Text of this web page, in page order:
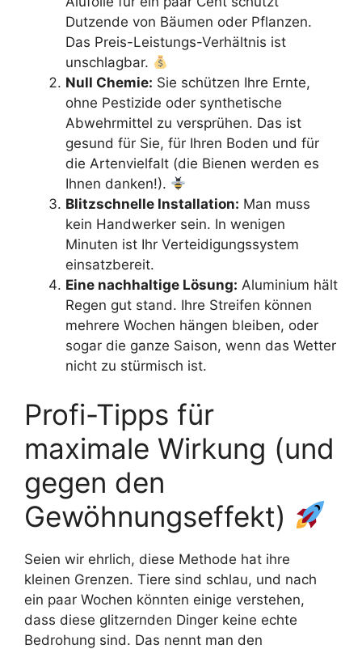
Dutzende von Bäumen oder Pflanzen.
Das Preis-Leistungs-Verhältnis ist
unschlagbar.
Null Chemie: Sie schützen Ihre Ernte,
ohne Pestizide oder synthetische
Abwehrmittel zu versprühen. Das ist
gesund für Sie, für Ihren Boden und für
die Artenvielfalt (die Bienen werden es
Ihnen danken!).
Blitzschnelle Installation: Man muss
kein Handwerker sein. In wenigen
Minuten ist Ihr Verteidigungssystem
einsatzbereit.
Eine nachhaltige Lösung: Aluminium hält
Regen gut stand. Ihre Streifen können
mehrere Wochen hängen bleiben, oder
sogar die ganze Saison, wenn das Wetter
nicht zu stürmisch ist.
Profi-Tipps für
maximale Wirkung (und
gegen den
Gewöhnungseffekt)
Seien wir ehrlich, diese Methode hat ihre
kleinen Grenzen. Tiere sind schlau, und nach
ein paar Wochen könnten einige verstehen,
dass diese glitzernden Dinger keine echte
Bedrohung sind. Das nennt man den